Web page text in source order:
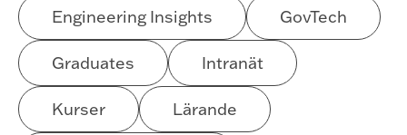
Engineering Insights GovTech
Graduates Intranät
Kurser Lärande